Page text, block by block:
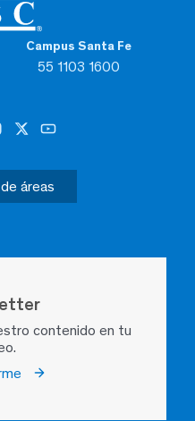
Campus Santa Fe
55 1103 1600
áreas
contenido en tu